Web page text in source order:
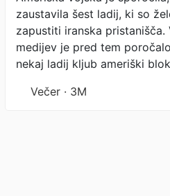
ladij
zaustavila šest ladij, ki so
zapustiti iranska pristanišča.
medijev je pred tem
nekaj ladij kljub ameriški
Večer · 3M